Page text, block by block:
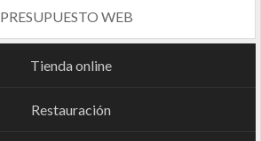
PRESUPUESTO WEB
Tienda online
Restauración